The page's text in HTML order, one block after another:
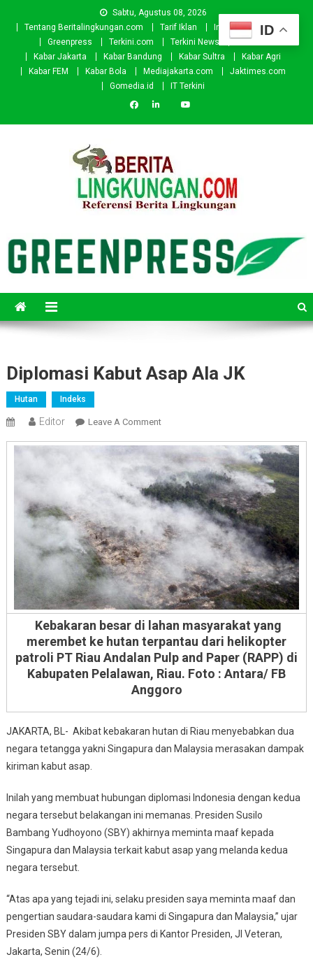
Sabtu, Agustus 08, 2026
Tentang Beritalingkungan.com
Tarif Iklan Investor
Donasi
Greenpress
Terkini.com Terkini News
Kabar.id
Kabar Jakarta
Kabar Bandung Kabar Sultra
Kabar Agri
Kabar FEM
Kabar Bola Mediajakarta.com
Jaktimes.com
Gomedia.id
IT Terkini
Diplomasi Kabut Asap Ala JK
Hutan Indeks
Editor Leave A CommentOn
Kabut
Asap
Ala
JK
Kebakaran besar di lahan masyarakat yang
merembet ke hutan terpantau dari helikopter
patroli PT Riau Andalan Pulp and Paper (RAPP) di
Kabupaten Pelalawan, Riau. Foto : Antara/ FB
Anggoro
JAKARTA, BL- Akibat kebakaran hutan di Riau menyebabkan dua
negara tetangga yakni Singapura dan Malaysia merasakan dampak
kiriman kabut asap.
Inilah yang membuat hubungan diplomasi Indonesia dengan kedua
negara tersebut belakangan ini memanas. Presiden Susilo
Bambang Yudhoyono (SBY) akhirnya meminta maaf kepada
Singapura dan Malaysia terkait kabut asap yang melanda kedua
negara tersebut.
“Atas apa yang tejadi ini, selaku presiden saya meminta maaf dan
pengertian saudara-saudara kami di Singapura dan Malaysia,” ujar
Presiden SBY dalam jumpa pers di Kantor Presiden, Jl Veteran,
Jakarta, Senin (24/6).
ID